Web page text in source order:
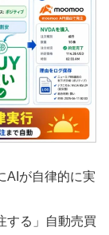
AIが自律的に実
する」自動売買